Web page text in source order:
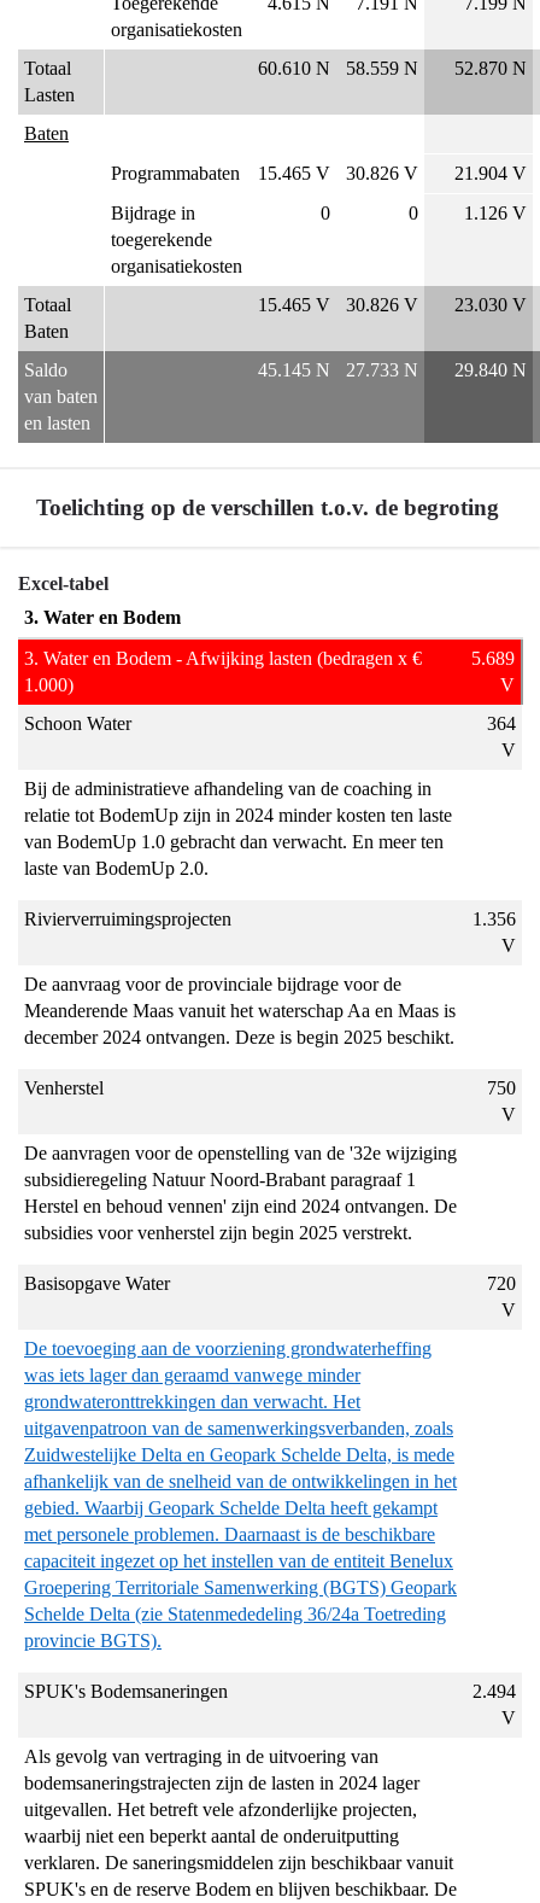
organisatiekosten
Totaal
Lasten
60.610 N 58.559 N 52.870 N
Baten
Programmabaten
15.465 V 30.826 V
21.904 V
Bijdrage in
toegerekende
organisatiekosten
0 0 1.126 V
Totaal
Baten
15.465 V 30.826 V 23.030 V
Saldo
van baten
en lasten
45.145 N 27.733 N 29.840 N
Toelichting op de verschillen t.o.v. de begroting
Terug
naar
navigatie
Programma
bodem
Toelichting
t.o.v.
begroting
Excel-tabel
3. Water en Bodem
3. Water en Bodem - Afwijking lasten (bedragen x €
1.000)
5.689
V
Schoon Water
364
V
Bij de administratieve afhandeling van de coaching in
relatie tot BodemUp zijn in 2024 minder kosten ten laste
van BodemUp 1.0 gebracht dan verwacht. En meer ten
laste van BodemUp 2.0.
Rivierverruimingsprojecten
1.356
V
De aanvraag voor de provinciale bijdrage voor de
Meanderende Maas vanuit het waterschap Aa en Maas is
december 2024 ontvangen. Deze is begin 2025 beschikt.
Venherstel
750
V
De aanvragen voor de openstelling van de '32e wijziging
subsidieregeling Natuur Noord-Brabant paragraaf 1
Herstel en behoud vennen' zijn eind 2024 ontvangen. De
subsidies voor venherstel zijn begin 2025 verstrekt.
Basisopgave Water
720
V
De toevoeging aan de voorziening grondwaterheffing
was iets lager dan geraamd vanwege minder
grondwateronttrekkingen dan verwacht. Het
uitgavenpatroon van de samenwerkingsverbanden, zoals
Zuidwestelijke Delta en Geopark Schelde Delta, is mede
afhankelijk van de snelheid van de ontwikkelingen in het
gebied. Waarbij Geopark Schelde Delta heeft gekampt
met personele problemen. Daarnaast is de beschikbare
capaciteit ingezet op het instellen van de entiteit Benelux
Groepering Territoriale Samenwerking (BGTS) Geopark
Schelde Delta (zie Statenmededeling 36/24a Toetreding
provincie BGTS).
SPUK's Bodemsaneringen
2.494
V
Als gevolg van vertraging in de uitvoering van
bodemsaneringstrajecten zijn de lasten in 2024 lager
uitgevallen. Het betreft vele afzonderlijke projecten,
waarbij niet een beperkt aantal de onderuitputting
verklaren. De saneringsmiddelen zijn beschikbaar vanuit
SPUK's en de reserve Bodem en blijven beschikbaar. De